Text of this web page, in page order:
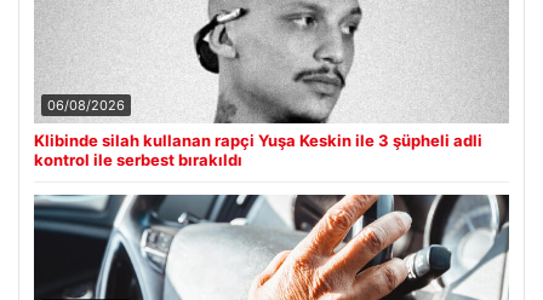
06/08/2026
Klibinde silah kullanan rapçi Yuşa Keskin ile 3 şüpheli adli
kontrol ile serbest bırakıldı